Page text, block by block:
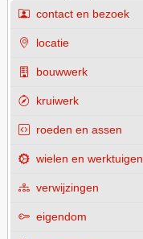
contact en bezoek
locatie
bouwwerk
kruiwerk
roeden en assen
wielen en werktuigen
verwijzingen
eigendom